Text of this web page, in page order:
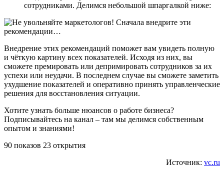
сотрудниками. Делимся небольшой шпаргалкой ниже:
Внедрение этих рекомендаций поможет вам увидеть полную
и чёткую картину всех показателей. Исходя из них, вы
сможете премировать или депримировать сотрудников за их
успехи или неудачи. В последнем случае вы сможете заметить
ухудшение показателей и оперативно принять управленческие
решения для восстановления ситуации.
Хотите узнать больше нюансов о работе бизнеса?
Подписывайтесь на канал – там мы делимся собственным
опытом и знаниями!
90 показов 23 открытия
Источник: vc.ru